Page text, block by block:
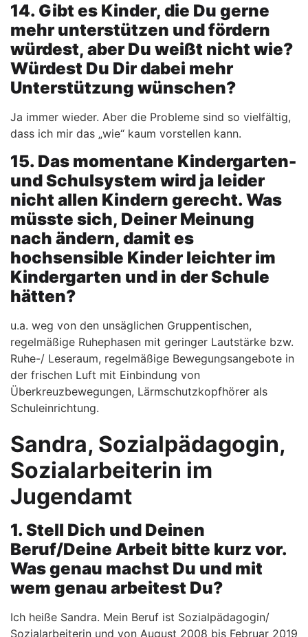
14. Gibt es Kinder, die Du gerne
mehr unterstützen und fördern
würdest, aber Du weißt nicht wie?
Würdest Du Dir dabei mehr
Unterstützung wünschen?
Ja immer wieder. Aber die Probleme sind so vielfältig,
dass ich mir das „wie“ kaum vorstellen kann.
15. Das momentane Kindergarten-
und Schulsystem wird ja leider
nicht allen Kindern gerecht. Was
müsste sich, Deiner Meinung
nach ändern, damit es
hochsensible Kinder leichter im
Kindergarten und in der Schule
hätten?
u.a. weg von den unsäglichen Gruppentischen,
regelmäßige Ruhephasen mit geringer Lautstärke bzw.
Ruhe-/ Leseraum, regelmäßige Bewegungsangebote in
der frischen Luft mit Einbindung von
Überkreuzbewegungen, Lärmschutzkopfhörer als
Schuleinrichtung.
Sandra, Sozialpädagogin,
Sozialarbeiterin im
Jugendamt
1. Stell Dich und Deinen
Beruf/Deine Arbeit bitte kurz vor.
Was genau machst Du und mit
wem genau arbeitest Du?
Ich heiße Sandra. Mein Beruf ist Sozialpädagogin/
Sozialarbeiterin und von August 2008 bis Februar 2019